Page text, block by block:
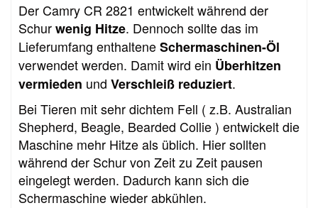
Der Camry CR 2821 entwickelt während der
Schurwenig Hitze. Dennoch sollte das im
Lieferumfang enthalteneSchermaschinen-Öl
verwendet werden. Damit wird ein Überhitzen
vermieden und Verschleiß reduziert.
Bei Tieren mit sehr dichtem Fell ( z.B. Australian
Shepherd, Beagle, Bearded Collie ) entwickelt die
Maschine mehr Hitze als üblich. Hier sollten
während der Schur von Zeit zu Zeit pausen
eingelegt werden. Dadurch kann sich die
Schermaschine wieder abkühlen.